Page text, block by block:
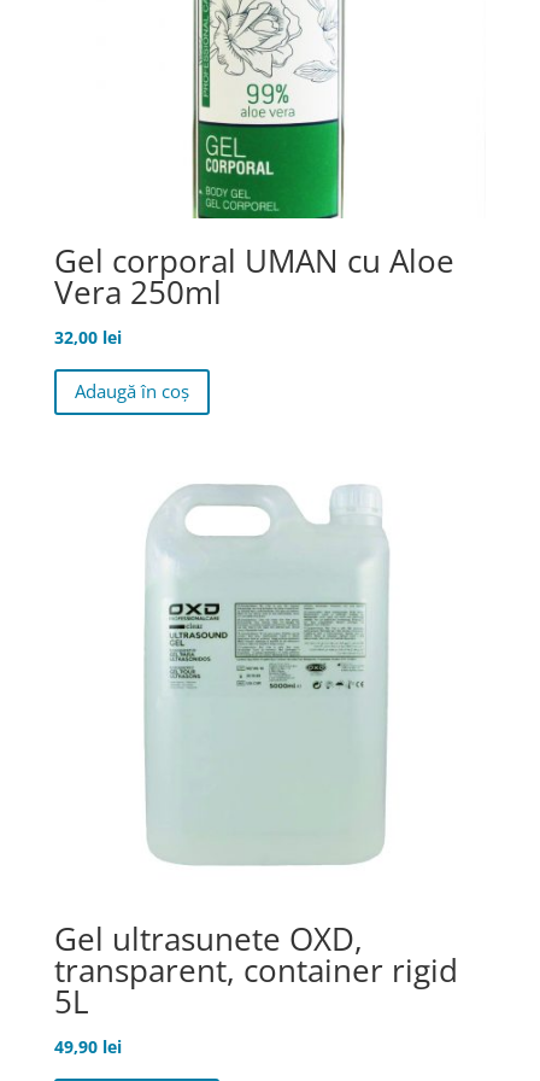
Gel corporal UMAN cu Aloe
Vera 250ml
32,00 lei
Adaugă în coș
Gel ultrasunete OXD,
transparent, container rigid
5L
49,90 lei
Acest